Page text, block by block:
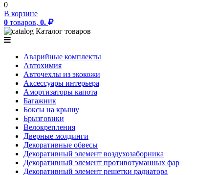
0
В корзине
0 товаров, 0.
Каталог товаров
Аварийные комплекты
Автохимия
Авточехлы из экокожи
Аксессуары интерьера
Амортизаторы капота
Багажник
Боксы на крышу
Брызговики
Велокрепления
Дверные молдинги
Декоративные обвесы
Декоративный элемент воздухозаборника
Декоративный элемент противотуманных фар
Декоративный элемент решетки радиатора